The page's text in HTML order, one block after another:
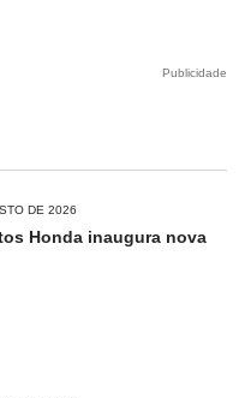
Publicidade
DE 2026
Honda inaugura nova